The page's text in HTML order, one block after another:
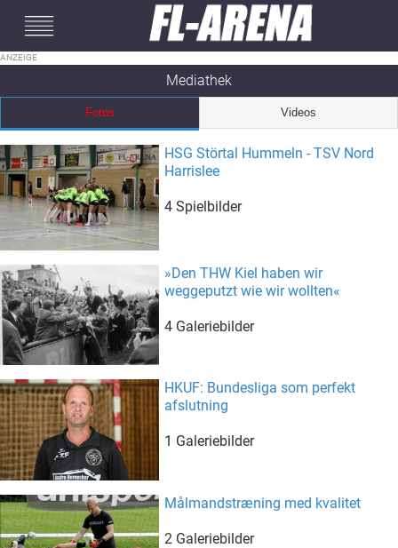
Mediathek
Fotos Videos
HSG Störtal Hummeln - TSV Nord
Harrislee
4 Spielbilder
»Den THW Kiel haben wir
weggeputzt wie wir wollten«
4 Galeriebilder
HKUF: Bundesliga som perfekt
afslutning
1 Galeriebilder
Målmandstræning med kvalitet
2 Galeriebilder